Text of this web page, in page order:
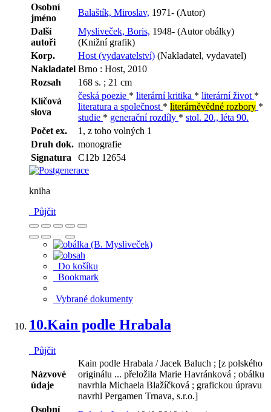
Osobní
jméno
Balaštík, Miroslav, 1971- (Autor)
Další
autoři
Mysliveček, Boris, 1948- (Autor obálky)
(Knižní grafik)
Korp.
Host (vydavatelství) (Nakladatel, vydavatel)
Nakladatel Brno : Host, 2010
Rozsah
168 s. ; 21 cm
Klíčová
slova
česká poezie * literární kritika * literární život *
literatura a společnost * literárněvědné rozbory *
studie * generační rozdíly * stol. 20., léta 90.
Počet ex.
1, z toho volných 1
Druh dok. monografie
Signatura
C12b 12654
kniha
Půjčit
Do košíku
Bookmark
Vybrané dokumenty
10.Kain podle Hrabala
Půjčit
Názvové
údaje
Kain podle Hrabala / Jacek Baluch ; [z polského
originálu ... přeložila Marie Havránková ; obálku
navrhla Michaela Blažíčková ; grafickou úpravu
navrhl Pergamen Trnava, s.r.o.]
Osobní